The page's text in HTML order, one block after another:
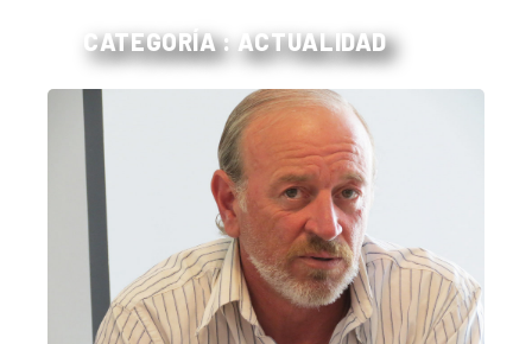
CATEGORÍA : ACTUALIDAD